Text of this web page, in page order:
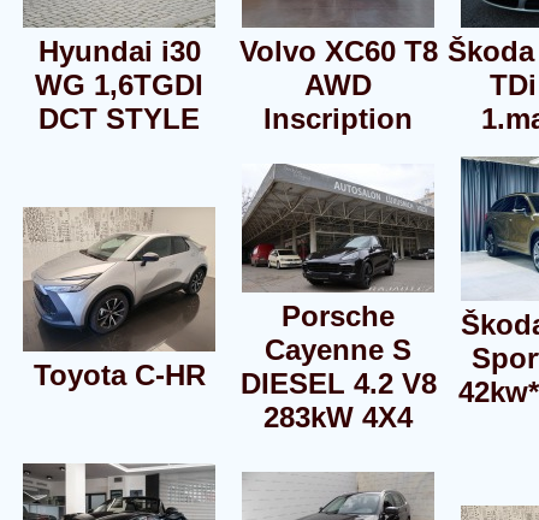
Hyundai i30
WG 1,6TGDI
DCT STYLE
Volvo XC60 T8
AWD
Inscription
Toyota C-HR
Porsche
Cayenne S
DIESEL 4.2 V8
283kW 4X4